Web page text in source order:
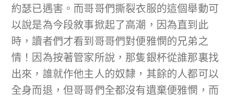
約瑟已遇害。而哥哥們撕裂衣服的這個舉動可
以說是為今段敘事掀起了高潮，因為直到此
時，讀者們才看到哥哥們對便雅憫的兄弟之
情！因為按著管家所說，那隻銀杯從誰那裏找
出來，誰就作他主人的奴隸，其餘的人都可以
全身而退，但哥哥們全都沒有遺棄便雅憫，而